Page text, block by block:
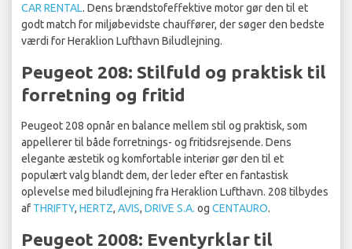
CAR RENTAL. Dens brændstofeffektive motor gør den til et
godt match for miljøbevidste chauffører, der søger den bedste
værdi for Heraklion Lufthavn Biludlejning.
Peugeot 208: Stilfuld og praktisk til
forretning og fritid
Peugeot 208 opnår en balance mellem stil og praktisk, som
appellerer til både forretnings- og fritidsrejsende. Dens
elegante æstetik og komfortable interiør gør den til et
populært valg blandt dem, der leder efter en fantastisk
oplevelse med biludlejning fra Heraklion Lufthavn. 208 tilbydes
af THRIFTY, HERTZ, AVIS, DRIVE S.A. og CENTAURO.
Peugeot 2008: Eventyrklar til